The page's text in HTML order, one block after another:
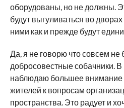
оборудованы, но не должны.
будут выгуливаться во
ними как и прежде будут
Да, я не говорю что совсем не
добросовестные собачники.
наблюдаю большее внимание
жителей к вопросам
пространства. Это радует и